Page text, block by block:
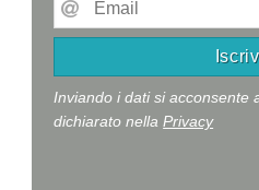
Inviando i dati si acconsente
dichiarato nellaPrivacy